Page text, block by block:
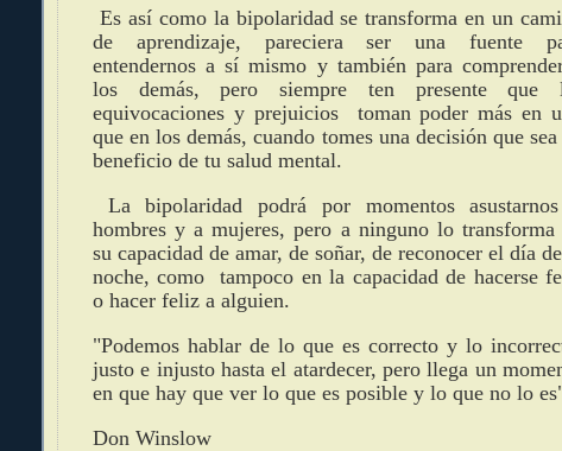
Es así como la bipolaridad se transforma en un
de aprendizaje, pareciera ser una fuente
entendernos a sí mismo y también para
los demás, pero siempre ten presente que
equivocaciones y prejuicios toman poder más en
que en los demás, cuando tomes una decisión que sea
beneficio de tu salud mental.
La bipolaridad podrá por momentos
hombres y a mujeres, pero a ninguno lo transforma
su capacidad de amar, de soñar, de reconocer el día
noche, como tampoco en la capacidad de hacerse
o hacer feliz a alguien.
"Podemos hablar de lo que es correcto y lo
justo e injusto hasta el atardecer, pero llega un
en que hay que ver lo que es posible y lo que no lo
Don Winslow